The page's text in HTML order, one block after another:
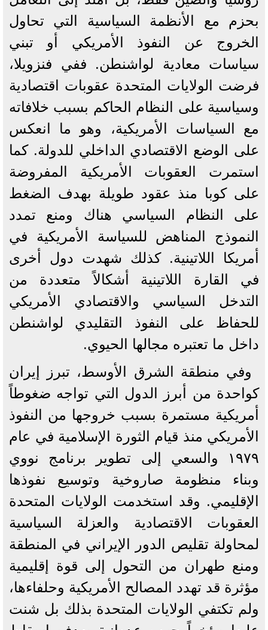
بحزم مع الأنظمة السياسية التي تحاول
الخروج عن النفوذ الأمريكي أو تبني
سياسات معادية لواشنطن. ففي فنزويلا،
فرضت الولايات المتحدة عقوبات اقتصادية
وسياسية على النظام الحاكم بسبب خلافاته
مع السياسات الأمريكية، وهو ما انعكس
على الوضع الاقتصادي الداخلي للدولة. كما
استمرت العقوبات الأمريكية المفروضة
على كوبا منذ عقود طويلة بهدف الضغط
على النظام السياسي هناك ومنع تمدد
النموذج المناهض للسياسة الأمريكية في
أمريكا اللاتينية. كذلك شهدت دول أخرى
في القارة اللاتينية أشكالاً متعددة من
التدخل السياسي والاقتصادي الأمريكي
للحفاظ على النفوذ التقليدي لواشنطن
داخل ما تعتبره مجالها الحيوي.
وفي منطقة الشرق الأوسط، تبرز إيران
كواحدة من أبرز الدول التي تواجه ضغوطاً
أمريكية مستمرة بسبب خروجها من النفوذ
الأمريكي منذ قيام الثورة الإسلامية في عام
١٩٧٩ والسعي إلى تطوير برنامج نووي
وبناء منظومة صاروخية وتوسيع نفوذها
الإقليمي. وقد استخدمت الولايات المتحدة
العقوبات الاقتصادية والعزلة السياسية
لمحاولة تقليص الدور الإيراني في المنطقة
ومنع طهران من التحول إلى قوة إقليمية
مؤثرة قد تهدد المصالح الأمريكية وحلفاءها،
ولم تكتفي الولايات المتحدة بذلك بل شنت